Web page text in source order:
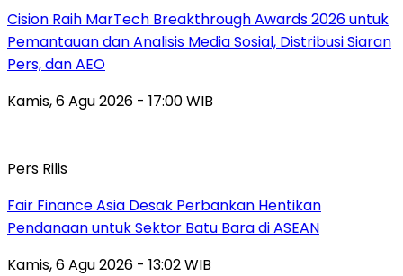
Cision Raih MarTech Breakthrough Awards 2026 untuk
Pemantauan dan Analisis Media Sosial, Distribusi Siaran
Pers, dan AEO
Kamis, 6 Agu 2026 - 17:00 WIB
Pers Rilis
Fair Finance Asia Desak Perbankan Hentikan
Pendanaan untuk Sektor Batu Bara di ASEAN
Kamis, 6 Agu 2026 - 13:02 WIB